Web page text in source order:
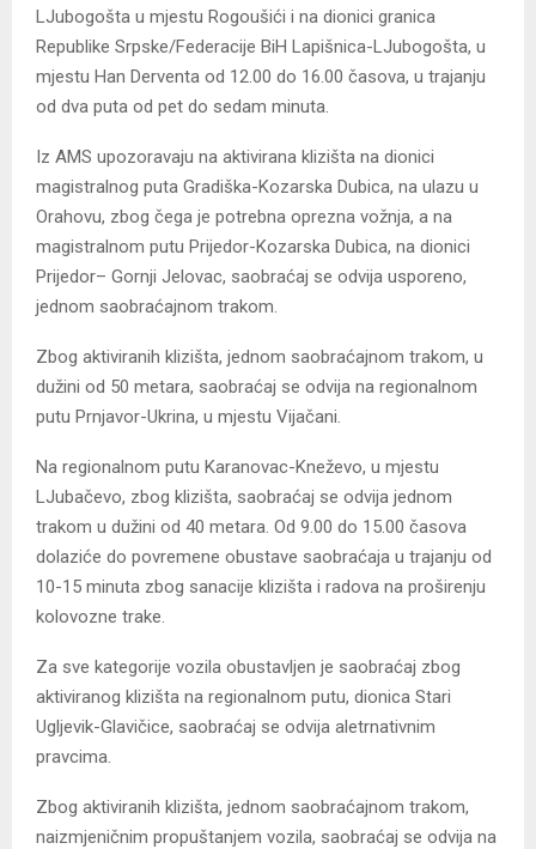
LJubogošta u mjestu Rogoušići i na dionici granica
Republike Srpske/Federacije BiH Lapišnica-LJubogošta, u
mjestu Han Derventa od 12.00 do 16.00 časova, u trajanju
od dva puta od pet do sedam minuta.
Iz AMS upozoravaju na aktivirana klizišta na dionici
magistralnog puta Gradiška-Kozarska Dubica, na ulazu u
Orahovu, zbog čega je potrebna oprezna vožnja, a na
magistralnom putu Prijedor-Kozarska Dubica, na dionici
Prijedor– Gornji Jelovac, saobraćaj se odvija usporeno,
jednom saobraćajnom trakom.
Zbog aktiviranih klizišta, jednom saobraćajnom trakom, u
dužini od 50 metara, saobraćaj se odvija na regionalnom
putu Prnjavor-Ukrina, u mjestu Vijačani.
Na regionalnom putu Karanovac-Kneževo, u mjestu
LJubačevo, zbog klizišta, saobraćaj se odvija jednom
trakom u dužini od 40 metara. Od 9.00 do 15.00 časova
dolaziće do povremene obustave saobraćaja u trajanju od
10-15 minuta zbog sanacije klizišta i radova na proširenju
kolovozne trake.
Za sve kategorije vozila obustavljen je saobraćaj zbog
aktiviranog klizišta na regionalnom putu, dionica Stari
Ugljevik-Glavičice, saobraćaj se odvija aletrnativnim
pravcima.
Zbog aktiviranih klizišta, jednom saobraćajnom trakom,
naizmjeničnim propuštanjem vozila, saobraćaj se odvija na